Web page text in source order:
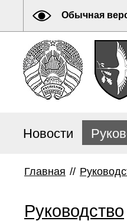
Обычная
Новости
Главная //
Руководство